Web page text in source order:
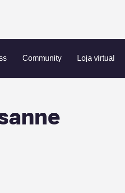
Community Loja virtual
Lausanne